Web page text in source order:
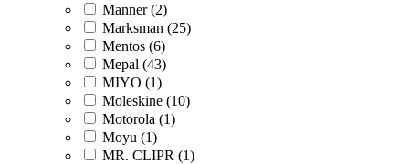
Manner (2)
Marksman (25)
Mentos (6)
Mepal (43)
MIYO (1)
Moleskine (10)
Motorola (1)
Moyu (1)
MR. CLIPR (1)